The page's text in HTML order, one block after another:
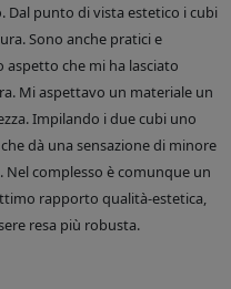
Dal punto di vista estetico i cubi
Sono anche pratici e
che mi ha lasciato
Mi aspettavo un materiale un
Impilando i due cubi uno
dà una sensazione di minore
complesso è comunque un
rapporto qualità-estetica,
resa più robusta.